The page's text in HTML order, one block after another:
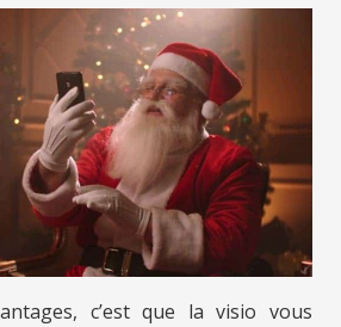
c’est que la visio vous